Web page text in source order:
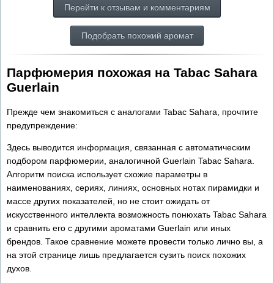
Перейти к отзывам и комментариям
Подобрать похожий аромат
Парфюмерия похожая на Tabac Sahara
Guerlain
Прежде чем знакомиться с аналогами Tabac Sahara, прочтите
предупреждение:
Здесь выводится информация, связанная с автоматическим
подбором парфюмерии, аналогичной Guerlain Tabac Sahara.
Алгоритм поиска использует схожие параметры в
наименованиях, сериях, линиях, основных нотах пирамидки и
массе других показателей, но не стоит ожидать от
искусственного интеллекта возможность понюхать Tabac Sahara
и сравнить его с другими ароматами Guerlain или иных
брендов. Такое сравнение можете провести только лично вы, а
на этой странице лишь предлагается сузить поиск похожих
духов.